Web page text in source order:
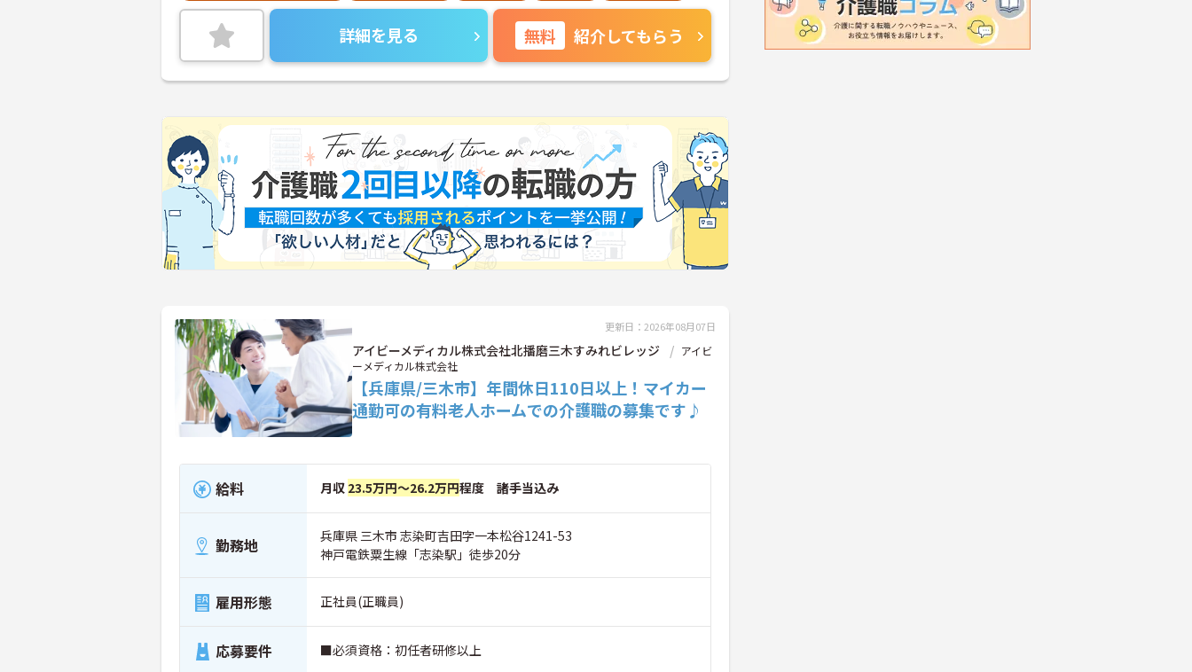
詳細を見る 無料 紹介してもらう
更新日：2026年08月07日
アイビーメディカル株式会社北播磨三木すみれビレッジ
アイビ
ーメディカル株式会社
【兵庫県/三木市】年間休日110日以上！マイカー
通勤可の有料老人ホームでの介護職の募集です♪
給料 月収 23.5万円～26.2万円程度 諸手当込み
勤務地
兵庫県 三木市 志染町吉田字一本松谷1241-53
神戸電鉄粟生線「志染駅」徒歩20分
雇用形態 正社員(正職員)
応募要件 ■必須資格：初任者研修以上